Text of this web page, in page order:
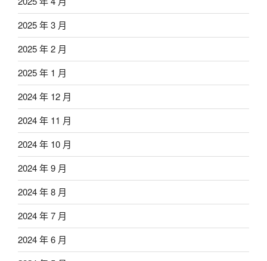
2025 年 3 月
2025 年 2 月
2025 年 1 月
2024 年 12 月
2024 年 11 月
2024 年 10 月
2024 年 9 月
2024 年 8 月
2024 年 7 月
2024 年 6 月